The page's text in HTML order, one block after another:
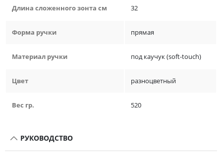
Длина сложенного зонта см 32
Форма ручки прямая
Материал ручки под каучук (soft-touch)
Цвет разноцветный
Вес гр. 520
РУКОВОДСТВО